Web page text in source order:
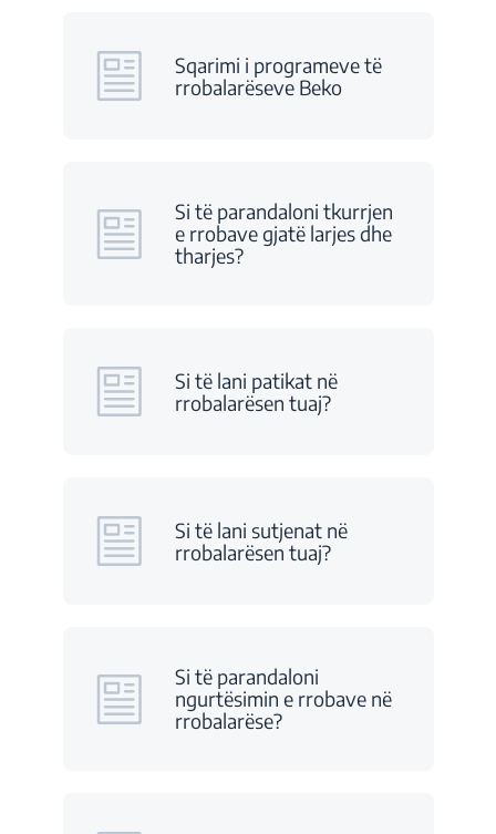
Sqarimi i programeve të
rrobalarëseve Beko
Si të parandaloni tkurrjen
e rrobave gjatë larjes dhe
tharjes?
Si të lani patikat në
rrobalarësen tuaj?
Si të lani sutjenat në
rrobalarësen tuaj?
Si të parandaloni
ngurtësimin e rrobave në
rrobalarëse?